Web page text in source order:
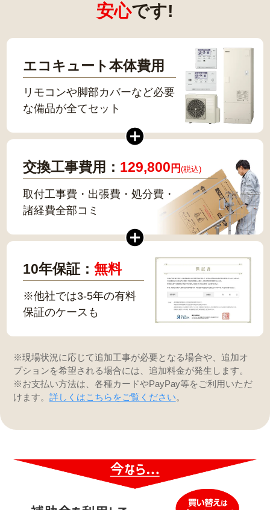
安心です!
エコキュート本体費用
リモコンや脚部カバーなど必要
な備品が全てセット
交換工事費用： 129,800 円 (税込)
取付工事費・出張費・処分費・
諸経費全部コミ
10年保証： 無料
※他社では3-5年の有料
保証のケースも
※現場状況に応じて追加工事が必要となる場合や、追加オ
プションを希望される場合には、追加料金が発生します。
※お支払い方法は、各種カードやPayPay等をご利用いただ
けます。 詳しくはこちらをご覧ください。